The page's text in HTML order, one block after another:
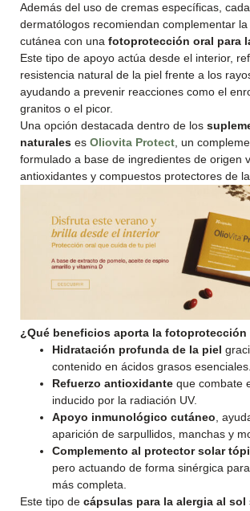
Además del uso de cremas específicas,
dermatólogos recomiendan complementar la
cutánea con una fotoprotección oral para
Este tipo de apoyo actúa desde el interior,
resistencia natural de la piel frente a los
ayudando a prevenir reacciones como el
granitos o el picor.
Una opción destacada dentro de los
naturales es Oliovita Protect , un
formulado a base de ingredientes de origen
antioxidantes y compuestos protectores de la
¿Qué beneficios aporta la fotoprotección
Hidratación profunda de la piel
contenido en ácidos grasos esenciales.
Refuerzo antioxidante que combate
inducido por la radiación UV.
Apoyo inmunológico cutáneo,
aparición de sarpullidos, manchas y
Complemento al protector solar
pero actuando de forma sinérgica
más completa.
Este tipo de cápsulas para la alergia al sol